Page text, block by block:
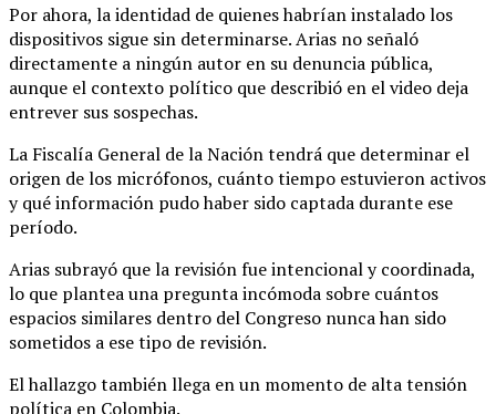
Por ahora, la identidad de quienes habrían instalado los
dispositivos sigue sin determinarse. Arias no señaló
directamente a ningún autor en su denuncia pública,
aunque el contexto político que describió en el video deja
entrever sus sospechas.
La Fiscalía General de la Nación tendrá que determinar el
origen de los micrófonos, cuánto tiempo estuvieron activos
y qué información pudo haber sido captada durante ese
período.
Arias subrayó que la revisión fue intencional y coordinada,
lo que plantea una pregunta incómoda sobre cuántos
espacios similares dentro del Congreso nunca han sido
sometidos a ese tipo de revisión.
El hallazgo también llega en un momento de alta tensión
política en Colombia.